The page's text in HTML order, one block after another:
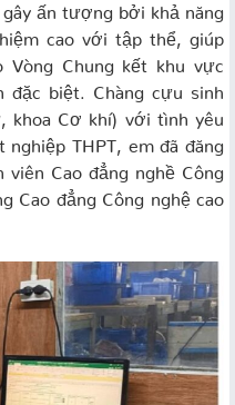
gây ấn tượng bởi khả năng
cao với tập thể, giúp
Vòng Chung kết khu vực
đặc biệt. Chàng cựu sinh
khoa Cơ khí) với tình yêu
nghiệp THPT, em đã đăng
Cao đẳng nghề Công
Cao đẳng Công nghệ cao